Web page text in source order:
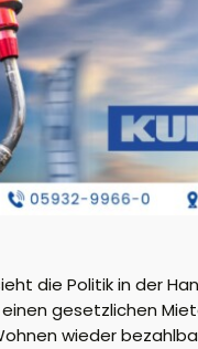
die Politik in der
gesetzlichen
wieder